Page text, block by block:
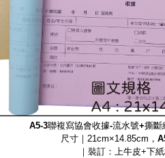
A5-3聯複寫協會收據-流水號+撕
尺寸｜21cm×14.85cm，
｜裝訂：上牛皮+下